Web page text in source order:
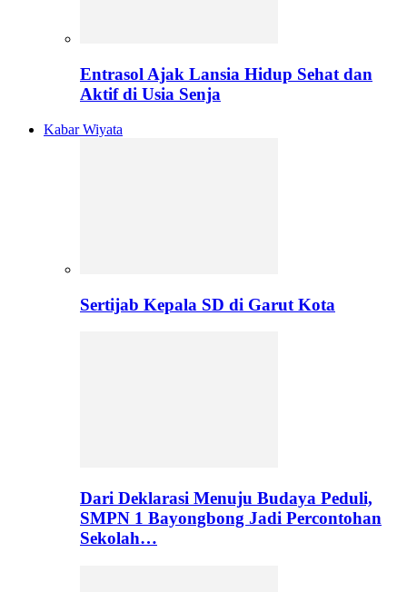
Entrasol Ajak Lansia Hidup Sehat dan
Aktif di Usia Senja
Kabar Wiyata
Sertijab Kepala SD di Garut Kota
Dari Deklarasi Menuju Budaya Peduli,
SMPN 1 Bayongbong Jadi Percontohan
Sekolah…